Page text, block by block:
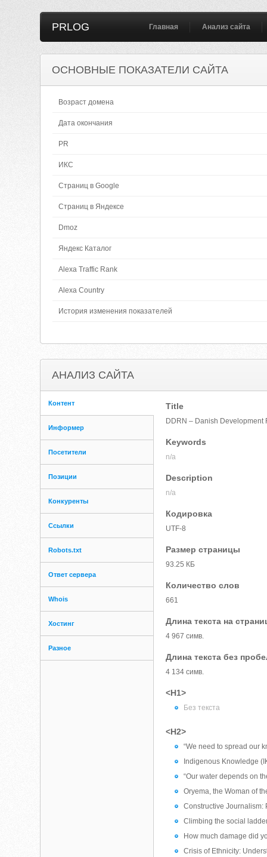
PRLOG Главная Анализ сайта
ОСНОВНЫЕ ПОКАЗАТЕЛИ САЙТА
Возраст домена
Дата окончания
PR
ИКС
Страниц в Google
Страниц в Яндексе
Dmoz
Яндекс Каталог
Alexa Traffic Rank
Alexa Country
История изменения показателей
АНАЛИЗ САЙТА
Контент
Информер
Посетители
Позиции
Конкуренты
Ссылки
Robots.txt
Ответ сервера
Whois
Хостинг
Разное
Title
DDRN – Danish Development
Keywords
n/a
Description
n/a
Кодировка
UTF-8
Размер страницы
93.25 КБ
Количество слов
661
Длина текста на
4 967 симв.
Длина текста без
4 134 симв.
<H1>
Без текста
<H2>
“We need to spread our
Indigenous Knowledge
“Our water depends on
Oryema, the Woman of
Constructive Journalism:
Climbing the social
How much damage did
Crisis of Ethnicity: